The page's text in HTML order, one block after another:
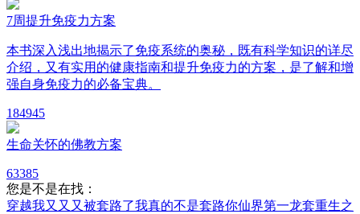
7周提升免疫力方案
本书深入浅出地揭示了免疫系统的奥秘，既有科学知识的详尽
介绍，又有实用的健康指南和提升免疫力的方案，是了解和增
强自身免疫力的必备宝典。
184945
生命关怀的佛教方案
63385
您是不是在找：
穿越我又又又被套路了我真的不是套路你仙界第一龙套重生之